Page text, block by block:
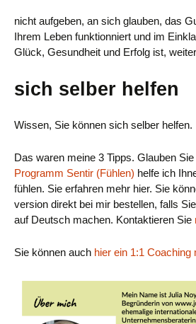
nicht aufgeben, an sich glauben, das
Ihrem Leben funktionniert und im
Glück, Gesundheit und Erfolg ist,
sich selber helfen
Wissen, Sie können sich selber helfen.
Das waren meine 3 Tipps. Glauben
Programm Sentir (Fühlen) helfe ich
fühlen. Sie erfahren mehr hier. Sie
version direkt bei mir bestellen, falls
auf Deutsch machen. Kontaktieren Sie
Sie können auch hier ein 1:1 Coaching